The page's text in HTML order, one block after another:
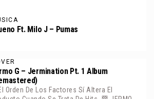
Ft. Milo J – Pumas
G – Jermination Pt. 1 Album
Orden De Los Factores Sí Altera El